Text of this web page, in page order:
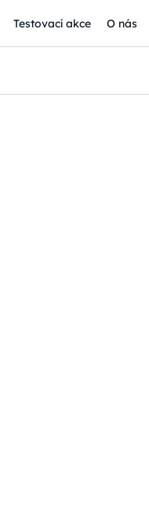
Testovací akce O nás